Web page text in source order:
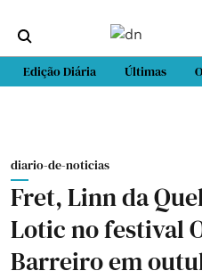
Edição Diária Últimas
diario-de-noticias
Fret, Linn da
Lotic no festival
Barreiro em